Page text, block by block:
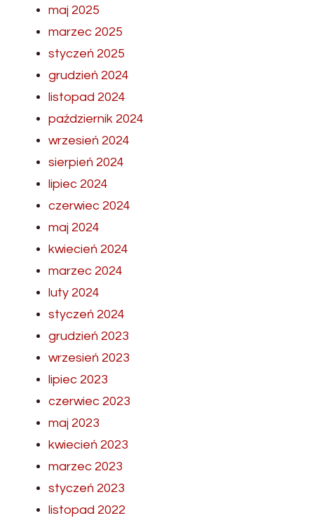
maj 2025
marzec 2025
styczeń 2025
grudzień 2024
listopad 2024
październik 2024
wrzesień 2024
sierpień 2024
lipiec 2024
czerwiec 2024
maj 2024
kwiecień 2024
marzec 2024
luty 2024
styczeń 2024
grudzień 2023
wrzesień 2023
lipiec 2023
czerwiec 2023
maj 2023
kwiecień 2023
marzec 2023
styczeń 2023
listopad 2022